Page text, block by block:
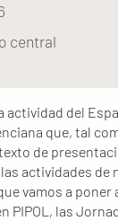
central
actividad del
que, tal
de
actividades de
vamos a poner
PIPOL, las